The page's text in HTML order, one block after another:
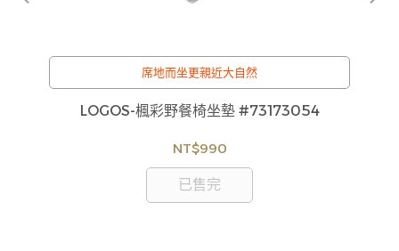
席地而坐更親近大自然
LOGOS-楓彩野餐椅坐墊 #73173054
NT$990
已售完